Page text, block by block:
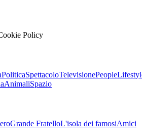
Policy
PoliticaSpettacoloTelevisionePeople
AnimaliSpazio
Grande FratelloL'isola dei famosiAmici